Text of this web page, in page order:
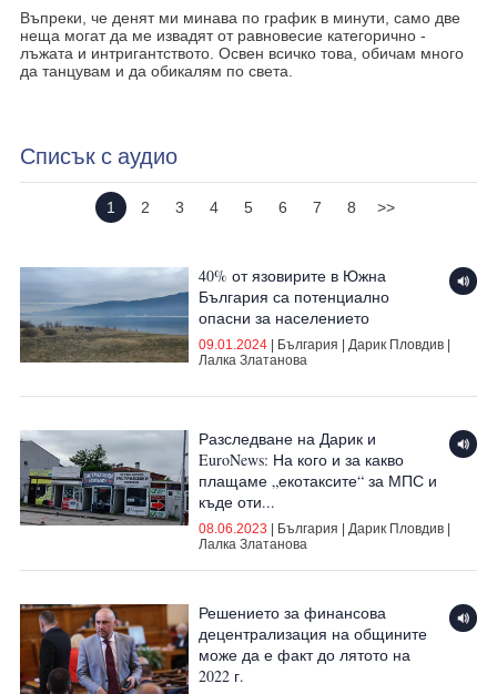
Въпреки, че денят ми минава по график в минути, само две
неща могат да ме извадят от равновесие категорично -
лъжата и интригантството. Освен всичко това, обичам много
да танцувам и да обикалям по света.
Списък с аудио
1 2 3 4 5 6 7 8 >>
40% от язовирите в Южна
България са потенциално
опасни за населението
09.01.2024| България Дарик Пловдив|
Лалка Златанова
Разследване на Дарик и
EuroNews: На кого и за какво
плащаме „екотаксите“ за МПС и
къде оти...
08.06.2023 България Дарик Пловдив|
Лалка Златанова
Решението за финансова
децентрализация на общините
може да е факт до лятото на
2022 г.